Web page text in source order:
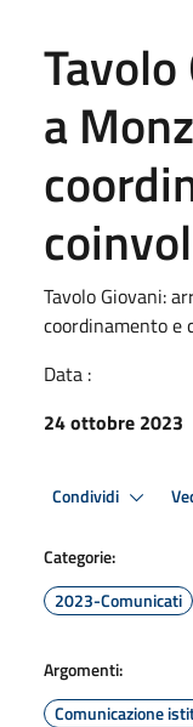
a
Tavolo Giovani:
coordinamento e
Data :
24 ottobre 2023
Condividi
Categorie:
2023-Comunicati
Argomenti:
Comunicazione